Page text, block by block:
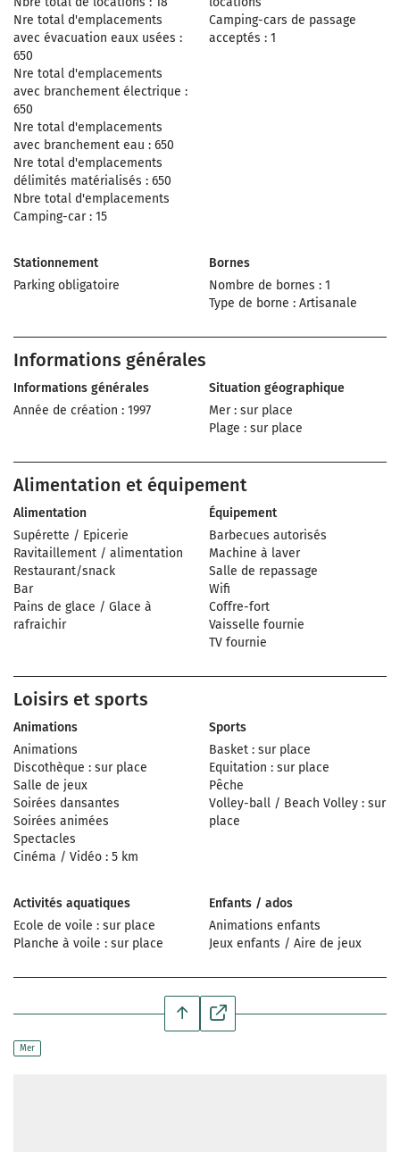
Nre total d'emplacements
avec évacuation eaux usées :
650
Nre total d'emplacements
avec branchement électrique :
650
Nre total d'emplacements
avec branchement eau : 650
Nre total d'emplacements
délimités matérialisés : 650
Nbre total d'emplacements
Camping-car : 15
Camping-cars de passage
acceptés : 1
Stationnement
Parking obligatoire
Bornes
Nombre de bornes : 1
Type de borne : Artisanale
Informations générales
Informations générales
Année de création : 1997
Situation géographique
Mer : sur place
Plage : sur place
Alimentation et équipement
Alimentation
Supérette / Epicerie
Ravitaillement / alimentation
Restaurant/snack
Bar
Pains de glace / Glace à
rafraichir
Équipement
Barbecues autorisés
Machine à laver
Salle de repassage
Wifi
Coffre-fort
Vaisselle fournie
TV fournie
Loisirs et sports
Animations
Animations
Discothèque : sur place
Salle de jeux
Soirées dansantes
Soirées animées
Spectacles
Cinéma / Vidéo : 5 km
Sports
Basket : sur place
Equitation : sur place
Pêche
Volley-ball / Beach Volley : sur
place
Activités aquatiques
Ecole de voile : sur place
Planche à voile : sur place
Enfants / ados
Animations enfants
Jeux enfants / Aire de jeux
Mer